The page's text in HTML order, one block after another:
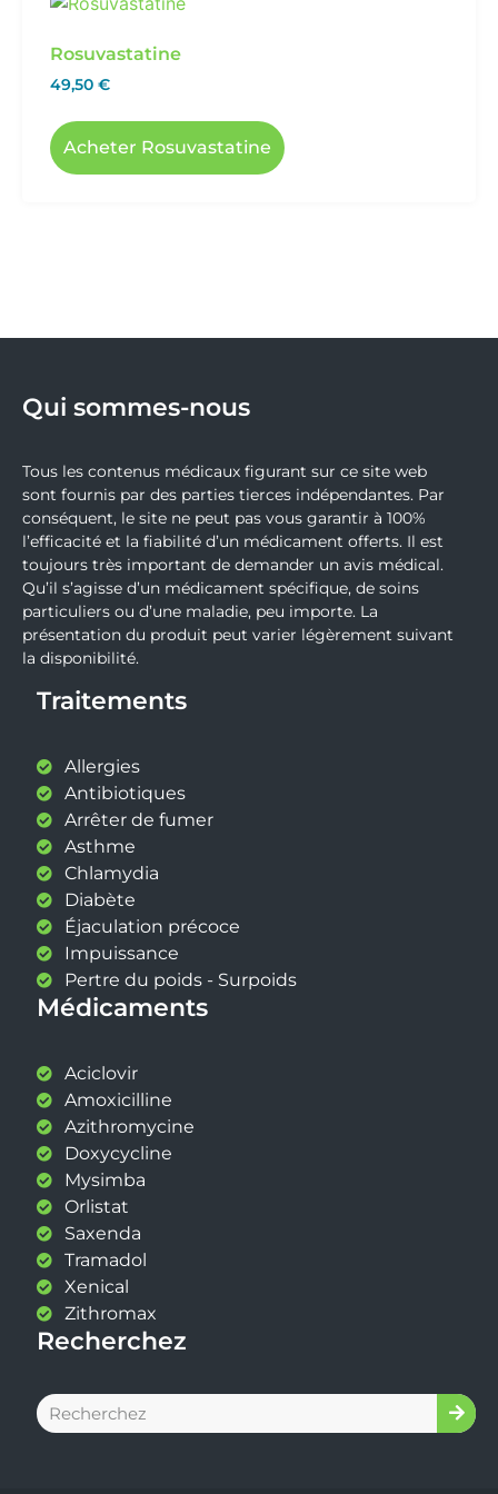
Rosuvastatine
49,50 €
Acheter Rosuvastatine
Qui sommes-nous
Tous les contenus médicaux figurant sur ce site web
sont fournis par des parties tierces indépendantes. Par
conséquent, le site ne peut pas vous garantir à 100%
l’efficacité et la fiabilité d’un médicament offerts. Il est
toujours très important de demander un avis médical.
Qu’il s’agisse d’un médicament spécifique, de soins
particuliers ou d’une maladie, peu importe. La
présentation du produit peut varier légèrement suivant
la disponibilité.
Traitements
Allergies
Antibiotiques
Arrêter de fumer
Asthme
Chlamydia
Diabète
Éjaculation précoce
Impuissance
Pertre du poids - Surpoids
Médicaments
Aciclovir
Amoxicilline
Azithromycine
Doxycycline
Mysimba
Orlistat
Saxenda
Tramadol
Xenical
Zithromax
Recherchez